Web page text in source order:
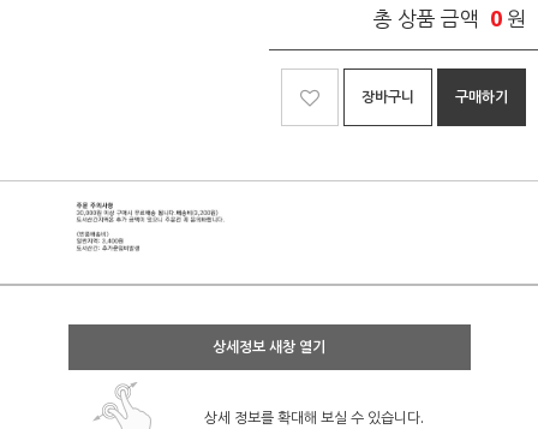
총 상품 금액 0 원
장바구니 구매하기
상세정보 새창 열기
상세 정보를 확대해 보실 수 있습니다.